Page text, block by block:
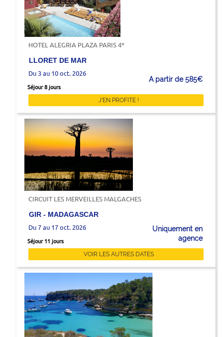
HOTEL ALEGRIA PLAZA PARIS 4*
LLORET DE MAR
Du 3 au 10 oct. 2026
Séjour 8 jours
A partir de 585€
J'EN PROFITE !
CIRCUIT LES MERVEILLES MALGACHES
GIR - MADAGASCAR
Du 7 au 17 oct. 2026
Séjour 11 jours
Uniquement en
agence
VOIR LES AUTRES DATES